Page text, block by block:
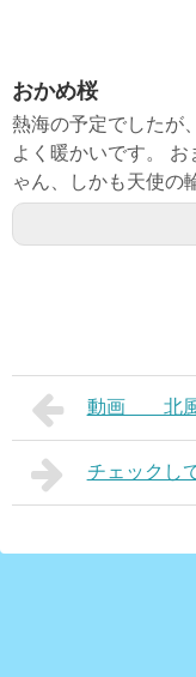
おかめ桜
熱海の予定でしたが
よく暖かいです。
ゃん、しかも天使の
動画 北風
チェックし